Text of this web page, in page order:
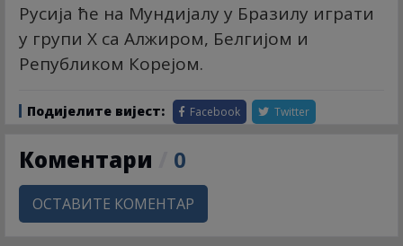
Русија ће на Мундијалу у Бразилу играти
у групи Х са Алжиром, Белгијом и
Републиком Корејом.
Подијелите вијест: Facebook Twitter
Коментари 0
ОСТАВИТЕ КОМЕНТАР